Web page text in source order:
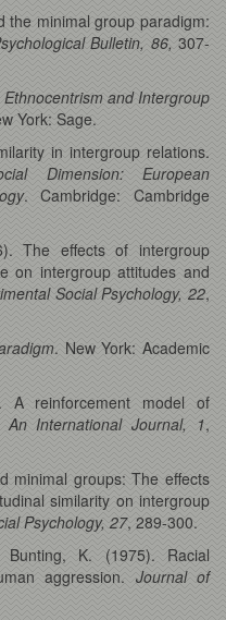
the minimal group paradigm:
Bulletin, 86, 307-
Ethnocentrism and Intergroup
York: Sage.
in intergroup relations.
Dimension: European
. Cambridge: Cambridge
The effects of intergroup
on intergroup attitudes and
Social Psychology, 22,
. New York: Academic
reinforcement model of
An International Journal, 1,
minimal groups: The effects
similarity on intergroup
Psychology, 27, 289-300.
K. (1975). Racial
aggression. Journal of